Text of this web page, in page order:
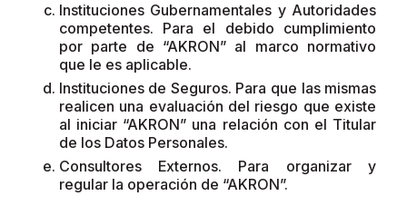
Instituciones Gubernamentales y Autoridades
competentes. Para el debido cumplimiento
por parte de “AKRON” al marco normativo
que le es aplicable.
Instituciones de Seguros. Para que las mismas
realicen una evaluación del riesgo que existe
al iniciar “AKRON” una relación con el Titular
de los Datos Personales.
Consultores Externos. Para organizar y
regular la operación de “AKRON”.